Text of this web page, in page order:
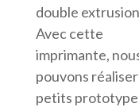
double
Avec cette
imprimante,
pouvons
petits